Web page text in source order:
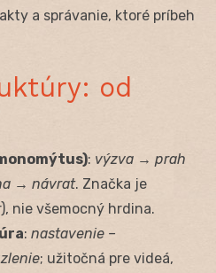
a správanie, ktoré príbeh
od
: výzva → prah
→ návrat. Značka je
nie všemocný hrdina.
: nastavenie –
; užitočná pre videá,